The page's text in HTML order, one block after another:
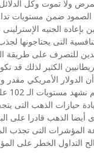
تمرض ولا تموت وكل
الصمود ضمن مستويات
التى يحتاجونها
للتصرف على طريقة
الدولار الأمريكي مقدر
حيازات الذهب التى
المؤشرات التى تجذب
التداول الخطر على